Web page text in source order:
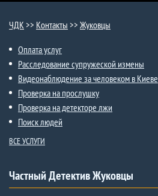
ЧДК>> Контакты >> Жуковцы
Оплата услуг
Расследование супружеской измены
Видеонаблюдение за человеком в Киеве
Проверка на прослушку
Проверка на детекторе лжи
Поиск людей
ВСЕ УСЛУГИ
Частный Детектив Жуковцы